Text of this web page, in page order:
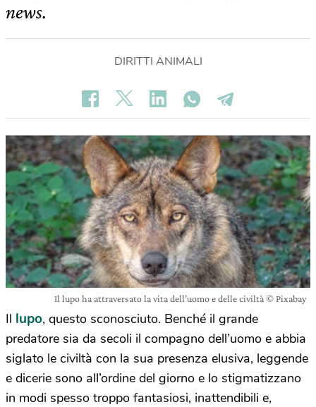
news.
DIRITTI ANIMALI
Il lupo ha attraversato la vita dell’uomo e delle civiltà © Pixabay
Il lupo, questo sconosciuto. Benché il grande
predatore sia da secoli il compagno dell’uomo e abbia
siglato le civiltà con la sua presenza elusiva, leggende
e dicerie sono all’ordine del giorno e lo stigmatizzano
in modi spesso troppo fantasiosi, inattendibili e,